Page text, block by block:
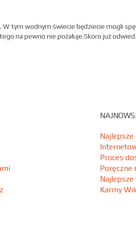
tym wodnym świecie będziecie mogli
na pewno nie pożałuje.Skoro już
Najlepsze
Proces
Poręczne
Karmy